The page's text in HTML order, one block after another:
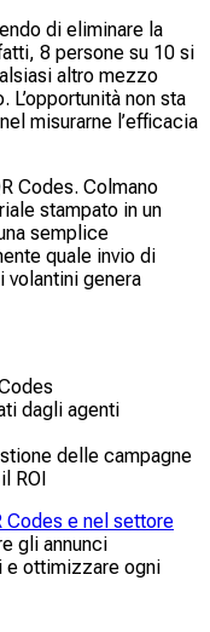
di eliminare la
8 persone su 10 si
altro mezzo
non sta
misurarne l’efficacia
Codes. Colmano
stampato in un
semplice
quale invio di
genera
dagli agenti
delle campagne
ROI
Codes e nel settore
gli annunci
e ottimizzare ogni